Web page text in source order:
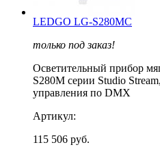
LEDGO LG-S280MC
только под заказ!
Осветительный прибор
S280M серии Studio
управления по DMX
Артикул:
115 506 руб.